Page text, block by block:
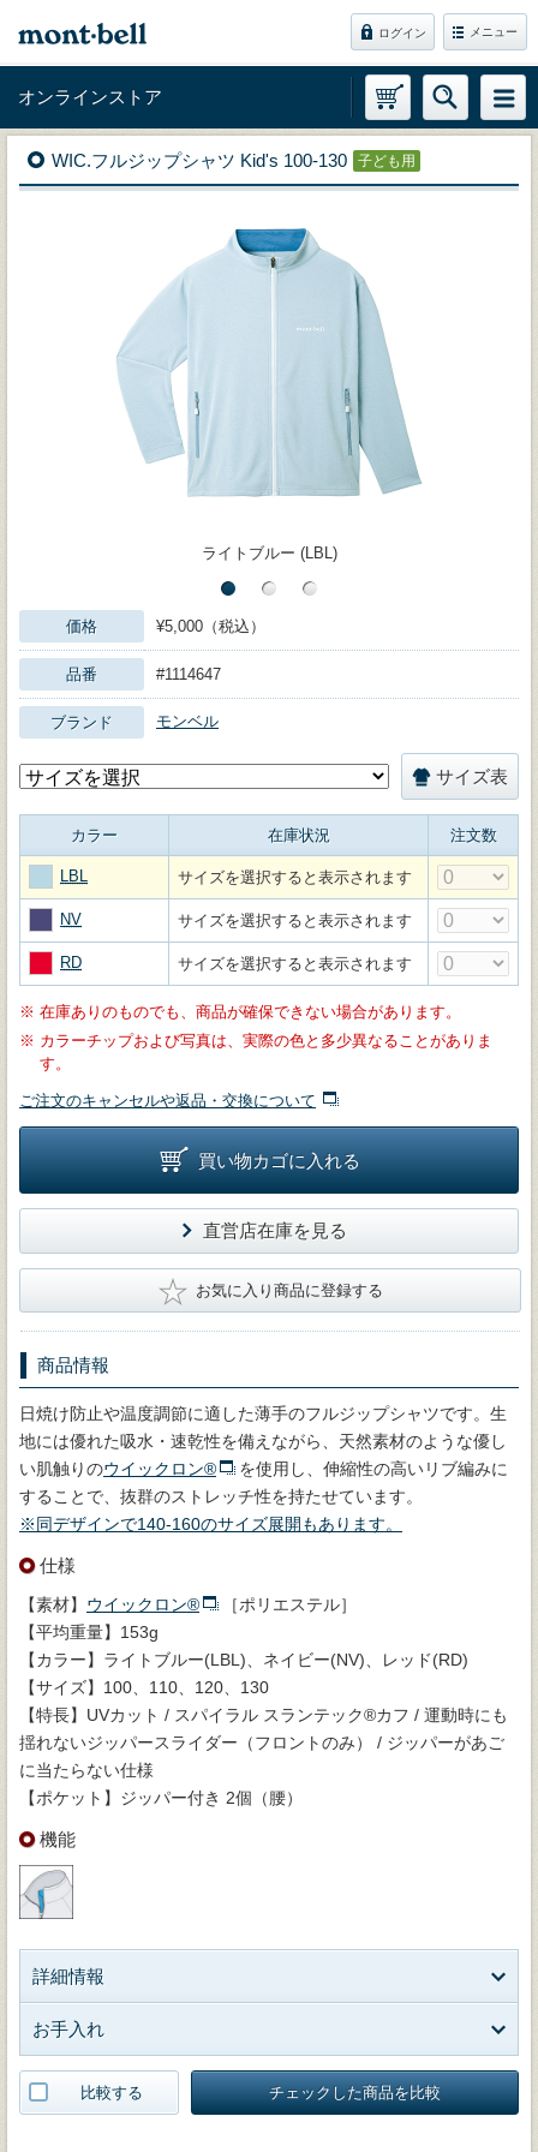
ログイン メニュー
オンラインストア
WIC.フルジップシャツ Kid's 100-130 子ども用
ライトブルー (LBL)
価格 ¥5,000（税込）
品番 #1114647
ブランド モンベル
サイズ表
カラー 在庫状況 注文数
LBL サイズを選択すると表示されます
NV サイズを選択すると表示されます
RD サイズを選択すると表示されます
※ 在庫ありのものでも、商品が確保できない場合があります。
※ カラーチップおよび写真は、実際の色と多少異なることがありま
す。
ご注文のキャンセルや返品・交換について
買い物カゴに入れる
直営店在庫を見る
★ お気に入り商品に登録する
商品情報
日焼け防止や温度調節に適した薄手のフルジップシャツです。生
地には優れた吸水・速乾性を備えながら、天然素材のような優し
い肌触りのウイックロン®
を使用し、伸縮性の高いリブ編みに
することで、抜群のストレッチ性を持たせています。
※同デザインで140-160のサイズ展開もあります。
仕様
【素材】 ウイックロン®
［ポリエステル］
【平均重量】153g
【カラー】ライトブルー(LBL)、ネイビー(NV)、レッド(RD)
【サイズ】100、110、120、130
【特長】UVカット / スパイラル スランテック®カフ / 運動時にも
揺れないジッパースライダー（フロントのみ） / ジッパーがあご
に当たらない仕様
【ポケット】ジッパー付き 2個（腰）
機能
詳細情報
お手入れ
比較する チェックした商品を比較